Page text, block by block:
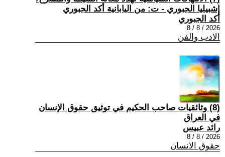
إشبيليا الجبوري - ت: من اليابانية أكد الجبوري
أكد الجبوري
2026 / 8 / 8
الادب والفن
(8) وثائقيات صاحب الحكيم في توثيق حقوق الإنسان
في العراق
رائد عبيس
2026 / 8 / 8
حقوق الانسان